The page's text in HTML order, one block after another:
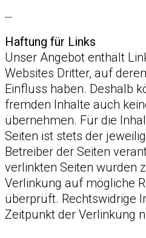
Haftung für Links
Unser Angebot enthält
Websites Dritter, auf
Einfluss haben. Deshalb
fremden Inhalte auch
übernehmen. Für die
Seiten ist stets der
Betreiber der Seiten
verlinkten Seiten wurden
Verlinkung auf mögliche
überprüft. Rechtswidrige
Zeitpunkt der Verlinkung